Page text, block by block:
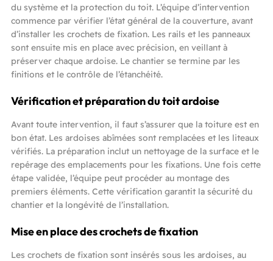
du système et la protection du toit. L’équipe d’intervention
commence par vérifier l’état général de la couverture, avant
d’installer les crochets de fixation. Les rails et les panneaux
sont ensuite mis en place avec précision, en veillant à
préserver chaque ardoise. Le chantier se termine par les
finitions et le contrôle de l’étanchéité.
Vérification et préparation du toit ardoise
Avant toute intervention, il faut s’assurer que la toiture est en
bon état. Les ardoises abîmées sont remplacées et les liteaux
vérifiés. La préparation inclut un nettoyage de la surface et le
repérage des emplacements pour les fixations. Une fois cette
étape validée, l’équipe peut procéder au montage des
premiers éléments. Cette vérification garantit la sécurité du
chantier et la longévité de l’installation.
Mise en place des crochets de fixation
Les crochets de fixation sont insérés sous les ardoises, au